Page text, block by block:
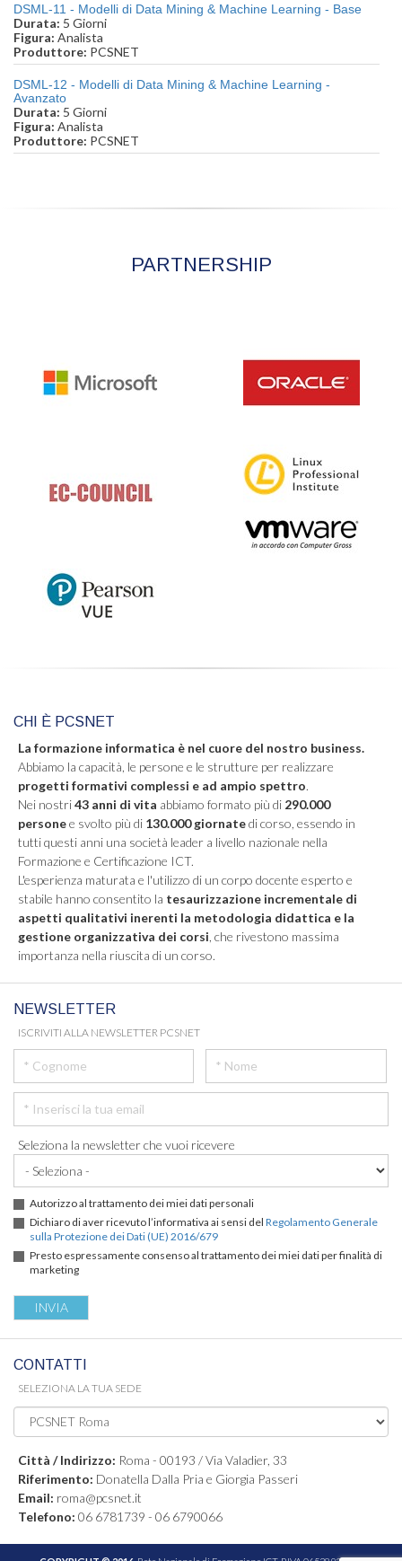
DSML-11 - Modelli di Data Mining & Machine Learning - Base
Durata: 5 Giorni
Figura: Analista
Produttore: PCSNET
DSML-12 - Modelli di Data Mining & Machine Learning -
Avanzato
Durata: 5 Giorni
Figura: Analista
Produttore: PCSNET
PARTNERSHIP
CHI È PCSNET
La formazione informatica è nel cuore del nostro business.
Abbiamo la capacità, le persone e le strutture per realizzare
progetti formativi complessi e ad ampio spettro.
Nei nostri43 anni di vita abbiamo formato più di 290.000
personee svolto più di 130.000 giornatedi corso, essendo in
tutti questi anni una società leader a livello nazionale nella
Formazione e Certificazione ICT.
L'esperienza maturata e l'utilizzo di un corpo docente esperto e
stabile hanno consentito la tesaurizzazione incrementale di
aspetti qualitativi inerenti la metodologia didattica e la
gestione organizzativa dei corsi , che rivestono massima
importanza nella riuscita di un corso.
NEWSLETTER
ISCRIVITI ALLA NEWSLETTER PCSNET
Seleziona la newsletter che vuoi ricevere
Autorizzo al trattamento dei miei dati personali
Dichiaro di aver ricevuto l’informativa ai sensi del Regolamento Generale
sulla Protezione dei Dati (UE) 2016/679
Presto espressamente consenso al trattamento dei miei dati per finalità di
marketing
CONTATTI
SELEZIONA LA TUA SEDE
Città / Indirizzo: Roma - 00193 / Via Valadier, 33
Riferimento: Donatella Dalla Pria e Giorgia Passeri
Email: roma@pcsnet.it
Telefono: 06 6781739 - 06 6790066